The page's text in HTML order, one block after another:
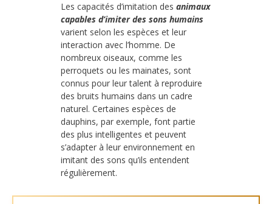
Les capacités d’imitation des animaux
capables d’imiter des sons humains
varient selon les espèces et leur
interaction avec l’homme. De
nombreux oiseaux, comme les
perroquets ou les mainates, sont
connus pour leur talent à reproduire
des bruits humains dans un cadre
naturel. Certaines espèces de
dauphins, par exemple, font partie
des plus intelligentes et peuvent
s’adapter à leur environnement en
imitant des sons qu’ils entendent
régulièrement.